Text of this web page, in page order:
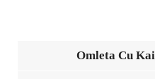
Omleta Cu